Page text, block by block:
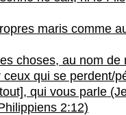
maris comme
choses, au nom
qui se perdent/
qui vous parle
2:12)